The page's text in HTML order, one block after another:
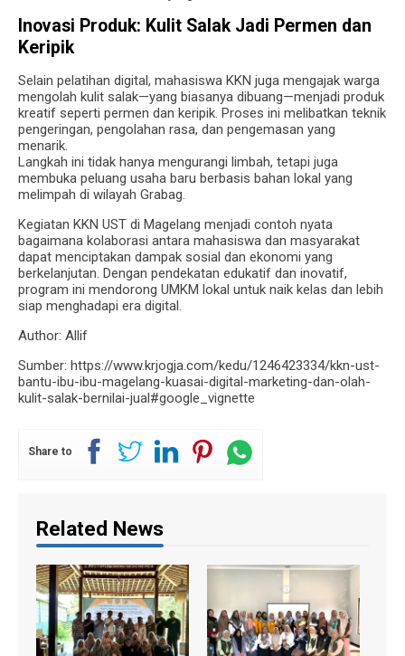
Inovasi Produk: Kulit Salak Jadi Permen dan
Keripik
Selain pelatihan digital, mahasiswa KKN juga mengajak warga
mengolah kulit salak—yang biasanya dibuang—menjadi produk
kreatif seperti permen dan keripik. Proses ini melibatkan teknik
pengeringan, pengolahan rasa, dan pengemasan yang
menarik.
Langkah ini tidak hanya mengurangi limbah, tetapi juga
membuka peluang usaha baru berbasis bahan lokal yang
melimpah di wilayah Grabag.
Kegiatan KKN UST di Magelang menjadi contoh nyata
bagaimana kolaborasi antara mahasiswa dan masyarakat
dapat menciptakan dampak sosial dan ekonomi yang
berkelanjutan. Dengan pendekatan edukatif dan inovatif,
program ini mendorong UMKM lokal untuk naik kelas dan lebih
siap menghadapi era digital.
Author: Allif
Sumber: https://www.krjogja.com/kedu/1246423334/kkn-ust-
bantu-ibu-ibu-magelang-kuasai-digital-marketing-dan-olah-
kulit-salak-bernilai-jual#google_vignette
Share to
Related News